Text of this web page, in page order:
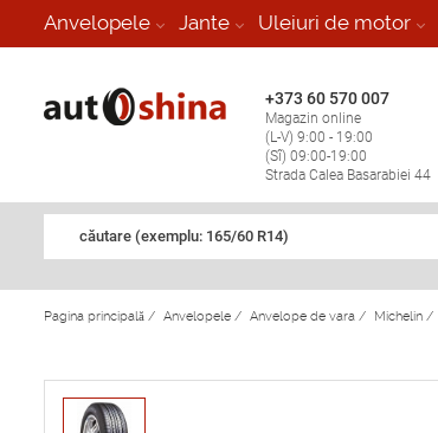
Anvelopele Jante Uleiuri de motor
+373 60 570 007
Magazin online
(L-V) 9:00 - 19:00
(Sî) 09:00-19:00
Strada Calea Basarabiei 44
căutare (exemplu: 165/60 R14)
Pagina principală / Anvelopele / Anvelope de vara / Michelin /